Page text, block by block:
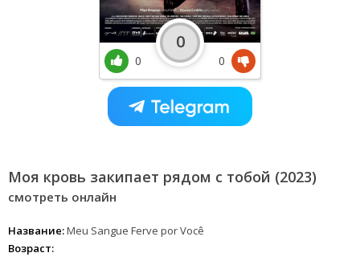
Моя кровь закипает рядом с тобой (2023)
смотреть онлайн
Название:Meu Sangue Ferve por Você
Возраст:
0
0
0